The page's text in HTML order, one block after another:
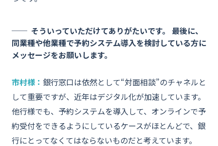
そういっていただけてありがたいです。 最後に、
同業種や他業種で予約システム導入を検討している方に
メッセージをお願いします。
市村様： 銀行窓口は依然として“対面相談”のチャネルと
して重要ですが、近年はデジタル化が加速しています。
他行様でも、予約システムを導入して、オンラインで予
約受付をできるようにしているケースがほとんどで、銀
行にとってなくてはならないものだと考えています。